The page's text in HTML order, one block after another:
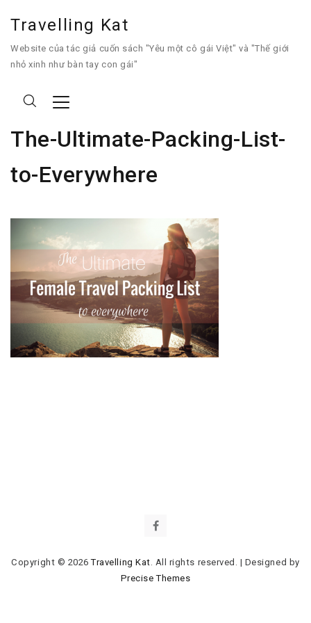
Travelling Kat
Website của tác giả cuốn sách "Yêu một cô gái Việt" và "Thế giới
nhỏ xinh như bàn tay con gái"
The-Ultimate-Packing-List-
to-Everywhere
Copyright © 2026Travelling Kat. All rights reserved. | Designed by
Precise Themes